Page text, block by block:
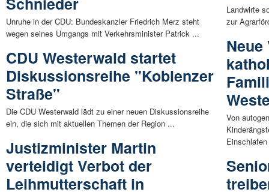
Unruhe in der CDU: Bundeskanzler Friedrich Merz steht
wegen seines Umgangs mit Verkehrsminister Patrick ...
CDU Westerwald startet
Diskussionsreihe "Koblenzer
Straße"
Die CDU Westerwald lädt zu einer neuen Diskussionsreihe
ein, die sich mit aktuellen Themen der Region ...
Justizminister Martin
verteidigt Verbot der
Leihmutterschaft in
Landwirte
zur
Von